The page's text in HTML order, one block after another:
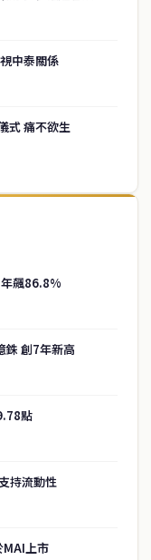
中泰關係
式 痛不欲生
飆86.8%
銖 創7年新高
點
持流動性
MAI上市
文新聞媒體，致力於